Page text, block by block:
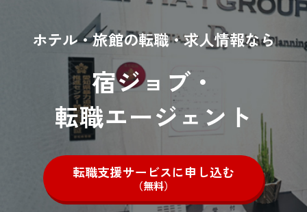
ホテル・旅館の転職・求人情報なら
宿ジョブ・
転職エージェント
転職支援サービスに申し込む
（無料）